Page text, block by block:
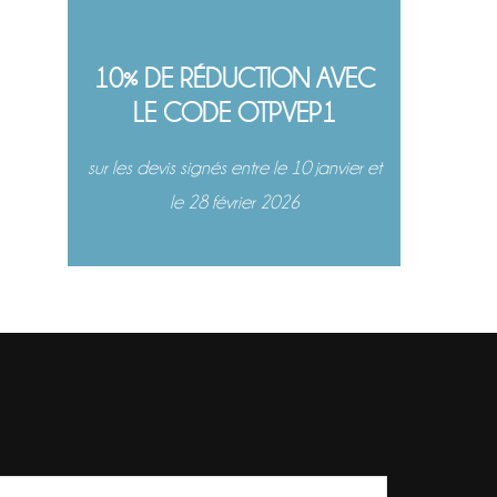
10% DE RÉDUCTION AVEC
LE CODE OTPVEP1
sur les devis signés entre le 10 janvier et
le 28 février 2026